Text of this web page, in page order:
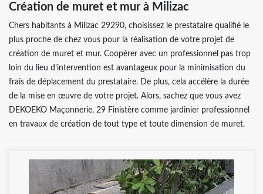
Création de muret et mur à Milizac
Chers habitants à Milizac 29290, choisissez le prestataire qualifié le
plus proche de chez vous pour la réalisation de votre projet de
création de muret et mur. Coopérer avec un professionnel pas trop
loin du lieu d’intervention est avantageux pour la minimisation du
frais de déplacement du prestataire. De plus, cela accélère la durée
de la mise en œuvre de votre projet. Alors, sachez que vous avez
DEKOEKO Maçonnerie, 29 Finistère comme jardinier professionnel
en travaux de création de tout type et toute dimension de muret.